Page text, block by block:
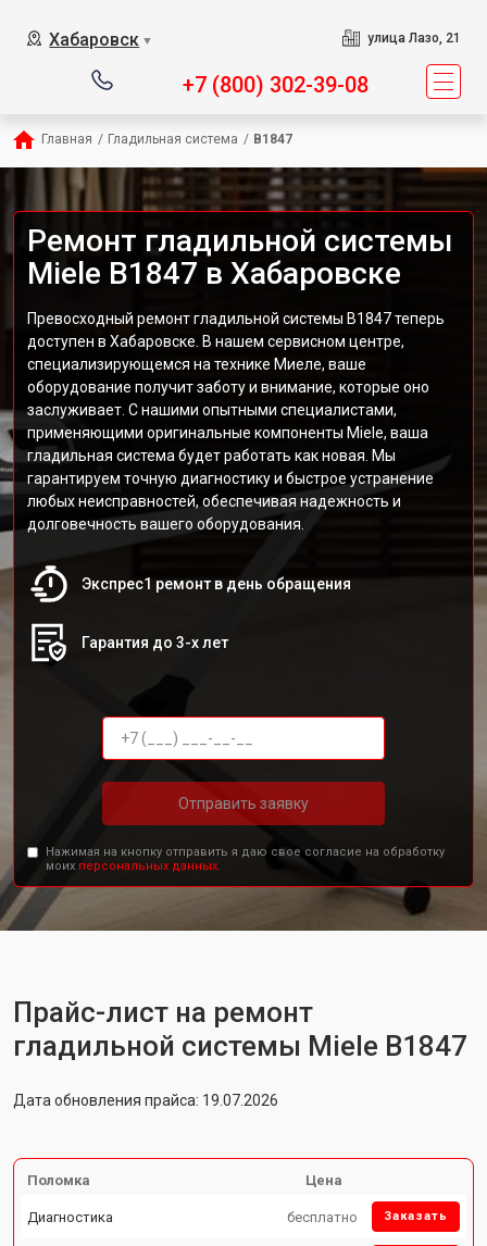
Хабаровск ▼ улица Лазо, 21
+7 (800) 302-39-08
Главная / Гладильная система / B1847
Ремонт гладильной системы
Miele B1847 в Хабаровске
Превосходный ремонт гладильной системы B1847 теперь
доступен в Хабаровске. В нашем сервисном центре,
специализирующемся на технике Миеле, ваше
оборудование получит заботу и внимание, которые оно
заслуживает. С нашими опытными специалистами,
применяющими оригинальные компоненты Miele, ваша
гладильная система будет работать как новая. Мы
гарантируем точную диагностику и быстрое устранение
любых неисправностей, обеспечивая надежность и
долговечность вашего оборудования.
Экспрес1 ремонт в день обращения
Гарантия до 3-х лет
Отправить заявку
Нажимая на кнопку отправить я даю свое согласие на обработку
моих персональных данных.
Прайс-лист на ремонт
гладильной системы Miele B1847
Дата обновления прайса: 19.07.2026
Поломка Цена
Диагностика бесплатно Заказать